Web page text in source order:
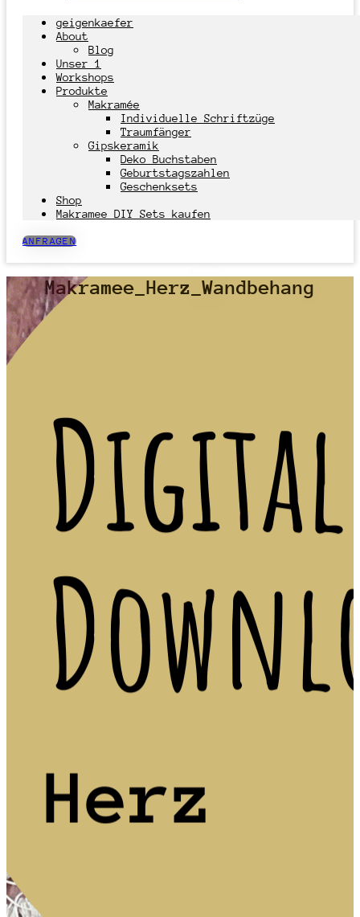
geigenkaefer
About
Blog
Unser 1
Workshops
Produkte
Makramée
Individuelle Schriftzüge
Traumfänger
Gipskeramik
Deko Buchstaben
Geburtstagszahlen
Geschenksets
Shop
Makramee DIY Sets kaufen
ANFRAGEN
Makramee_Herz_Wandbehang